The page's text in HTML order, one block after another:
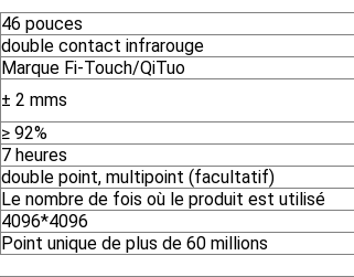
46 pouces
double contact infrarouge
Marque Fi-Touch/QiTuo
± 2 mms
≥ 92%
7 heures
double point, multipoint (facultatif)
Le nombre de fois où le produit est utilisé
4096*4096
Point unique de plus de 60 millions